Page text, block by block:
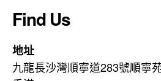
Find Us
地址
九龍長沙灣順寧道283號順寧